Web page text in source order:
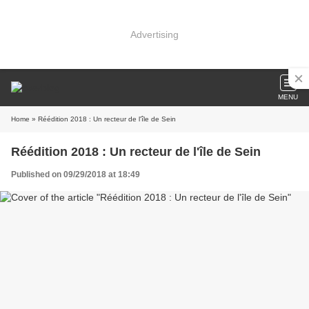
Advertising
MENU
Home » Réédition 2018 : Un recteur de l'île de Sein
Réédition 2018 : Un recteur de l'île de Sein
Published on 09/29/2018 at 18:49